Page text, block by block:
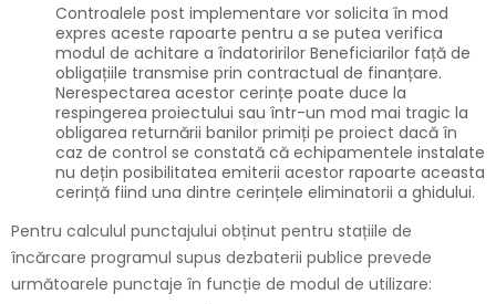
Controalele post implementare vor solicita în mod
expres aceste rapoarte pentru a se putea verifica
modul de achitare a îndatoririlor Beneficiarilor față de
obligațiile transmise prin contractual de finanțare.
Nerespectarea acestor cerințe poate duce la
respingerea proiectului sau într-un mod mai tragic la
obligarea returnării banilor primiți pe proiect dacă în
caz de control se constată că echipamentele instalate
nu dețin posibilitatea emiterii acestor rapoarte aceasta
cerință fiind una dintre cerințele eliminatorii a ghidului.
Pentru calculul punctajului obținut pentru stațiile de
încărcare programul supus dezbaterii publice prevede
următoarele punctaje în funcție de modul de utilizare: